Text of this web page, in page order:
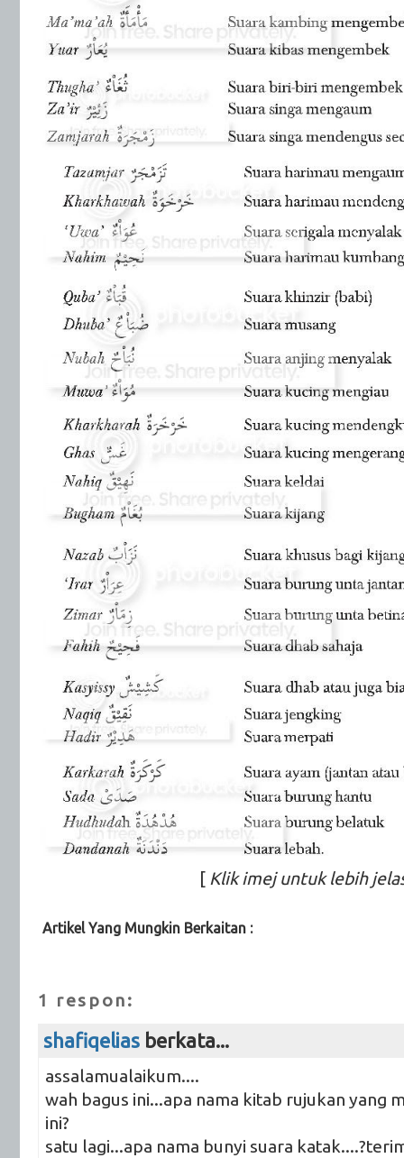
[ Klik imej untuk lebih
Artikel Yang Mungkin Berkaitan :
1 respon:
shafiqelias berkata...
assalamualaikum....
wah bagus ini...apa nama kitab rujukan yang
ini?
satu lagi...apa nama bunyi suara